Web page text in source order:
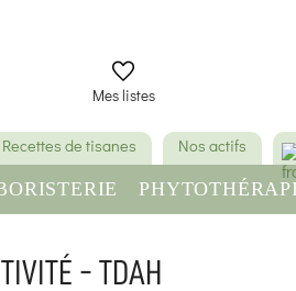
Mes listes
Recettes de tisanes Nos actifs
ÊTRE
- TDAH